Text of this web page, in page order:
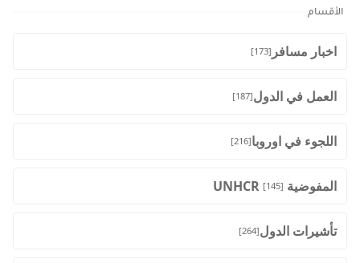
الأقسام
اخبار مسافر [173]
العمل في الدول[187]
اللجوء في اوروبا[216]
المفوضية UNHCR [145]
تأشيرات الدول[264]